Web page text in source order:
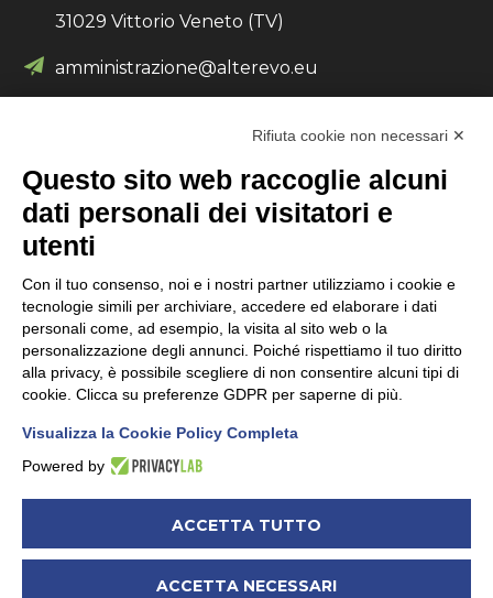
31029 Vittorio Veneto (TV)
amministrazione@alterevo.eu
COSA FACCIAMO
Progettazione
Facilitazione
Formazione
Rigenerazione urbana
Modifica preferenze Cookie
Mappa del Sito
Rifiuta cookie non necessari ✕
Questo sito web raccoglie alcuni
dati personali dei visitatori e
utenti
Con il tuo consenso, noi e i nostri partner utilizziamo i cookie e
tecnologie simili per archiviare, accedere ed elaborare i dati
personali come, ad esempio, la visita al sito web o la
personalizzazione degli annunci. Poiché rispettiamo il tuo diritto
alla privacy, è possibile scegliere di non consentire alcuni tipi di
cookie. Clicca su preferenze GDPR per saperne di più.
Visualizza la Cookie Policy Completa
Powered by
ACCETTA TUTTO
ACCETTA NECESSARI